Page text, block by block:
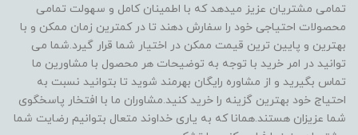
تمامی مشتریان عزیز میدهد که با اطمینان کامل و سهولت تمامی
محصولات احتیاجی خود را سفارش دهند تا در کمترین زمان ممکن و با
بهترین و پایین ترین قیمت ممکن در اختیار شما قرار گیرد.شما می
توانید در امر خرید با توجه به توضیحات هر محصول با مشاورین ما
تماس بگیرید و از مشاوره رایگان بهرمند شوید تا بتوانید نسبت به
احتیاج خود بهترین گزینه را خرید کنید.مشاوران ما با افتخار پاسخگوی
شما عزیزان هستند.همانا که به یاری خداوند متعال بتوانیم رضایت شما